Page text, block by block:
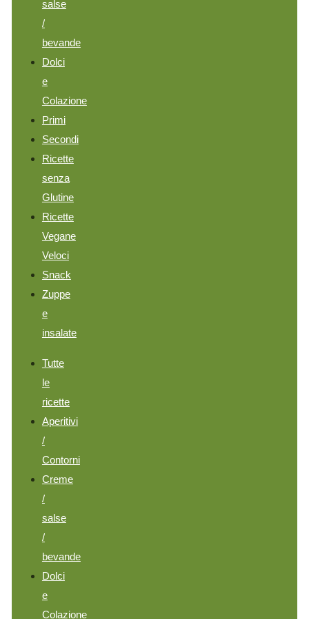
salse
/
bevande
Dolci
e
Colazione
Primi
Secondi
Ricette
senza
Glutine
Ricette
Vegane
Veloci
Snack
Zuppe
e
insalate
Tutte
le
ricette
Aperitivi
/
Contorni
Creme
/
salse
/
bevande
Dolci
e
Colazione